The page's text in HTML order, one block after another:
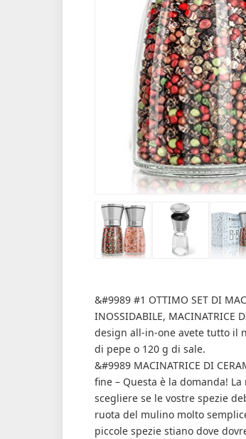
&#9989 #1 OTTIMO SET DI
INOSSIDABILE,
design all-in-one avete tutto il
di pepe o 120 g di sale.
&#9989 MACINATRICE DI
fine – Questa è la domanda!
scegliere se le vostre spezie
ruota del mulino molto
piccole spezie stiano dove